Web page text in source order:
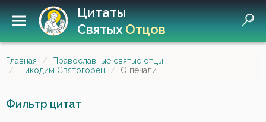
Цитаты
СвятыхОтцов
Главная
Православные святые отцы
Никодим Святогорец
О печали
Фильтр цитат